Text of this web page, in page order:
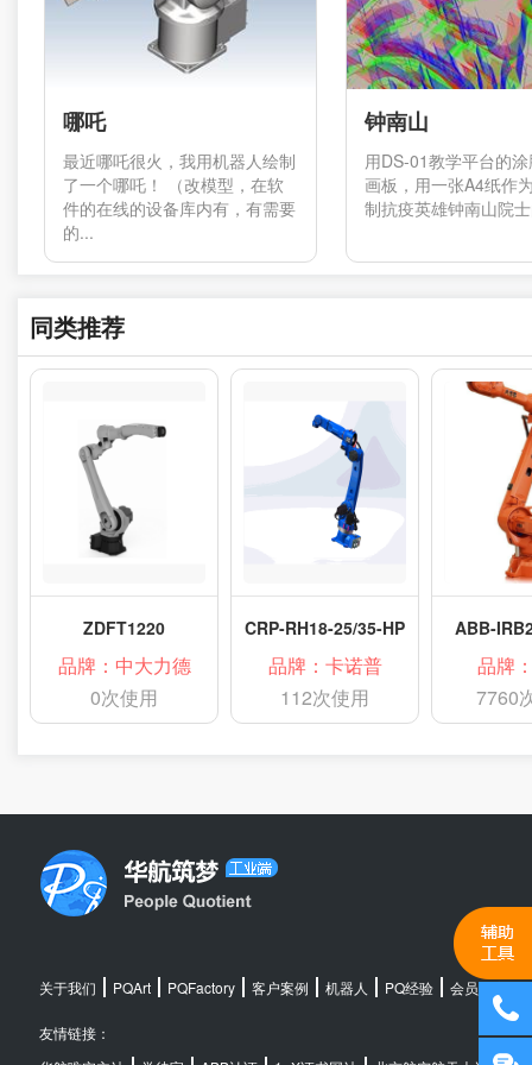
哪吒
最近哪吒很火，我用机器人绘制
了一个哪吒！ （改模型，在软
件的在线的设备库内有，有需要
的...
钟南山
用DS-01教学平台的
画板，用一张A4纸作
制抗疫英雄钟南山院
同类推荐
ZDFT1220
品牌：中大力德
0次使用
CRP-RH18-25/35-HP
品牌：卡诺普
112次使用
ABB-
品牌
7760
关于我们 PQArt PQFactory 客户案例 机器人 PQ经验 会员中心
友情链接：